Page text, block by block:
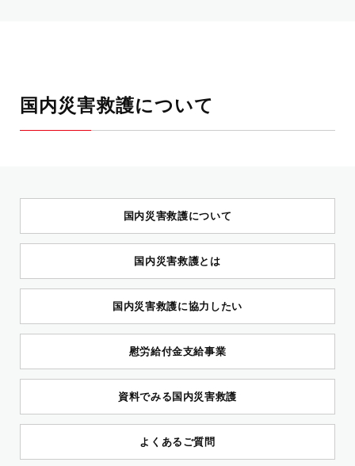
国内災害救護について
国内災害救護について
国内災害救護とは
国内災害救護に協力したい
慰労給付金支給事業
資料でみる国内災害救護
よくあるご質問